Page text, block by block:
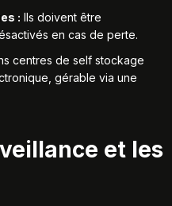
: Ils doivent être
en cas de perte.
centres de self stockage
gérable via une
et les